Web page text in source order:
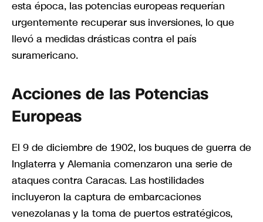
esta época, las potencias europeas requerían
urgentemente recuperar sus inversiones, lo que
llevó a medidas drásticas contra el país
suramericano.
Acciones de las Potencias
Europeas
El 9 de diciembre de 1902, los buques de guerra de
Inglaterra y Alemania comenzaron una serie de
ataques contra Caracas. Las hostilidades
incluyeron la captura de embarcaciones
venezolanas y la toma de puertos estratégicos,